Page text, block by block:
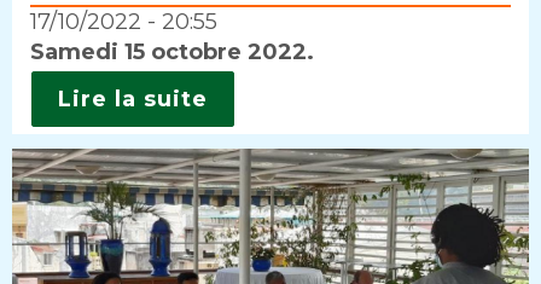
17/10/2022 - 20:55
Intro
Samedi 15 octobre 2022.
Lire la suite